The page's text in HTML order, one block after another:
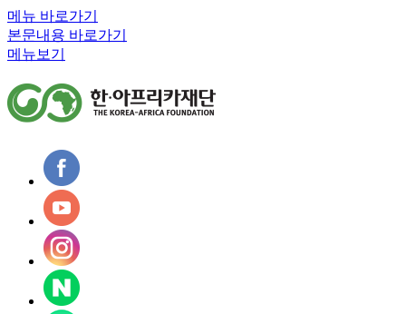
메뉴 바로가기
본문내용 바로가기
메뉴보기